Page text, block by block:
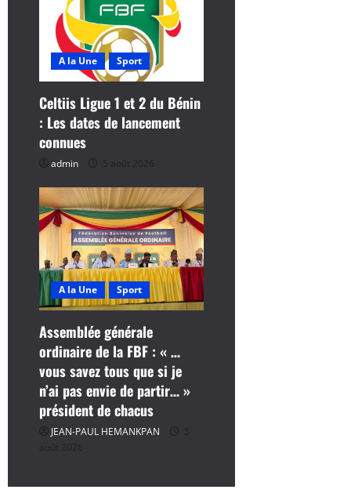
l
e
A la Une Sport
Celtiis Ligue 1 et 2 du Bénin
: Les dates de lancement
connues
admin 5 août 2026
A la Une Sport
Assemblée générale
ordinaire de la FBF : « …
vous savez tous que si je
n’ai pas envie de partir… »
président de chacus
JEAN-PAUL HEMANKPAN
5
août 2026